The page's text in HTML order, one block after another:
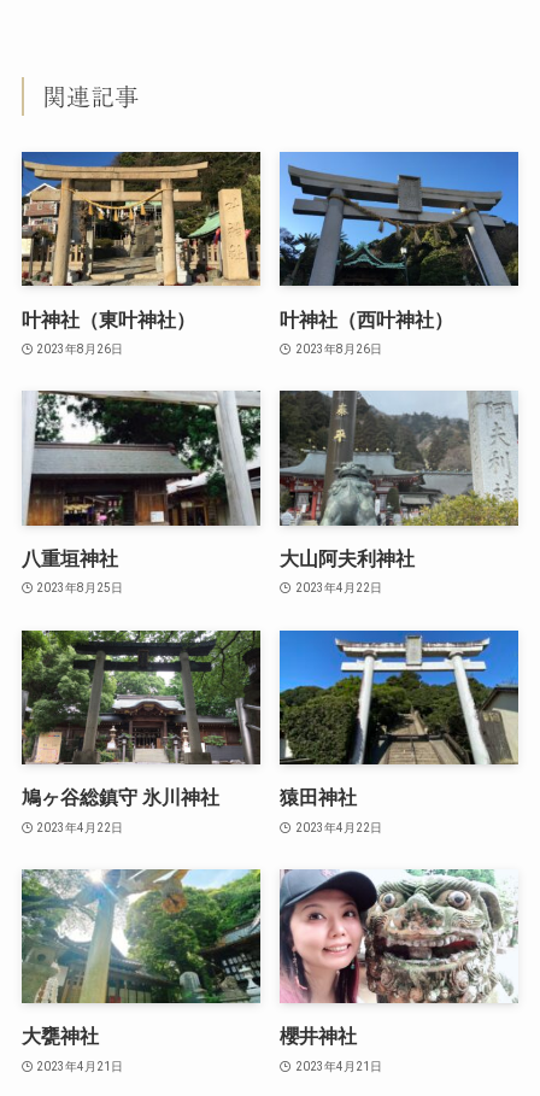
関連記事
叶神社（東叶神社）
2023年8月26日
叶神社（西叶神社）
2023年8月26日
八重垣神社
2023年8月25日
大山阿夫利神社
2023年4月22日
鳩ヶ谷総鎮守 氷川神社
2023年4月22日
猿田神社
2023年4月22日
大甕神社
2023年4月21日
櫻井神社
2023年4月21日